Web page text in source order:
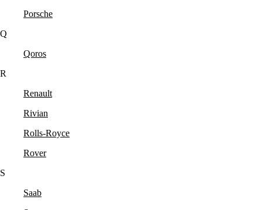
Porsche
Q
Qoros
R
Renault
Rivian
Rolls-Royce
Rover
S
Saab